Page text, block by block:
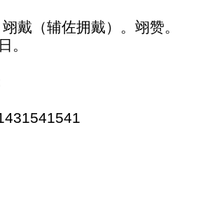
戴（辅佐拥戴）。翊赞。
。